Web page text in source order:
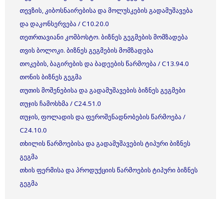
თევზის, კიბოსნაირებისა და მოლუსკების გადამუშავება
და დაკონსერვება / C10.20.0
თეთრთავიანი კომბოსტო. ბიზნეს გეგმების მომზადება
თვის ბოლოკი. ბიზნეს გეგმების მომზადება
თოკების, ბაგირების და ბადეების წარმოება / C13.94.0
თონის ბიზნეს გეგმა
თუთის მოშენებისა და გადამუშავების ბიზნეს გეგმები
თუჯის ჩამოსხმა / C24.51.0
თუჯის, ფოლადის და ფეროშენადნობების წარმოება /
C24.10.0
თხილის წარმოებისა და გადამუშავების ტიპური ბიზნეს
გეგმა
თხის ფერმისა და პროდუქციის წარმოების ტიპური ბიზნეს
გეგმა